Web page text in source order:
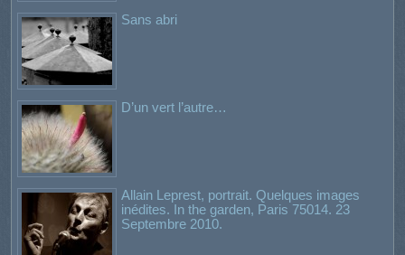
Sans abri
D’un vert l’autre…
Allain Leprest, portrait. Quelques images
inédites. In the garden, Paris 75014. 23
Septembre 2010.